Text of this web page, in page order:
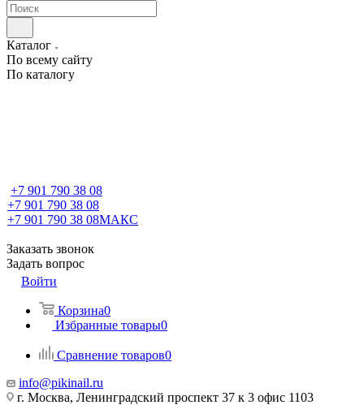
Каталог
По всему сайту
По каталогу
+7 901 790 38 08
+7 901 790 38 08
+7 901 790 38 08МАКС
Заказать звонок
Задать вопрос
Войти
Корзина0
Избранные товары0
Сравнение товаров0
info@pikinail.ru
г. Москва, Ленинградский проспект 37 к 3 офис 1103